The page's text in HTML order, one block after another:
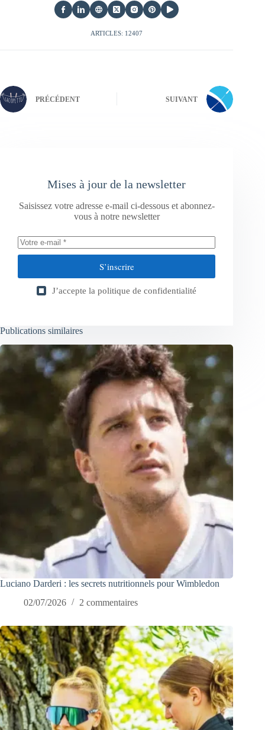
ARTICLES: 12407
PRÉCÉDENT SUIVANT
Mises à jour de la newsletter
Saisissez votre adresse e-mail ci-dessous et abonnez-
vous à notre newsletter
S’inscrire
J’accepte la politique de confidentialité
Publications similaires
Luciano Darderi : les secrets nutritionnels pour Wimbledon
02/07/2026
2 commentaires